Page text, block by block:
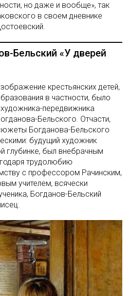
но даже и вообще», так
в своем дневнике
Бельский «У дверей
крестьянских детей,
в частности, было
передвижника
Бельского. Отчасти,
Богданова-Бельского
будущий художник
глубинке, был внебрачным
трудолюбию
с профессором Рачинским,
учителем, всячески
Богданов-Бельский